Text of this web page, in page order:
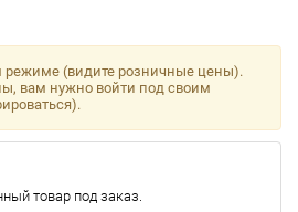
режиме (видите розничные цены).
вам нужно войти под своим
товар под заказ.